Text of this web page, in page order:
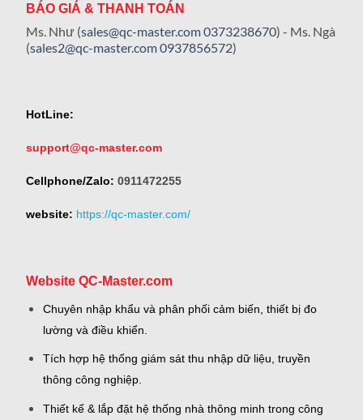
BÁO GIÁ & THANH TOÁN
Ms. Như (sales@qc-master.com0373238670) - Ms. Ngà
(sales2@qc-master.com0937856572)
HotLine:
support@qc-master.com
Cellphone/Zalo: 0911472255
website: https://qc-master.com/
Website QC-Master.com
Chuyên nhập khẩu và phân phối cảm biến, thiết bị đo
lường và điều khiển.
Tích hợp hệ thống giám sát thu nhập dữ liệu, truyền
thông công nghiệp.
Thiết kế & lắp đặt hệ thống nhà thông minh trong công